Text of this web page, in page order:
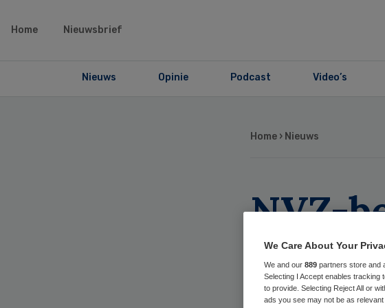
Home Nieuwsbrief
Nieuws Opinie Podcast Video’s
Home › Nieuws
NVZ-
We Care About Your
We and our 889 partners store and
Selecting I Accept enables
to provide. Selecting Reject All or
ads you see may not be as